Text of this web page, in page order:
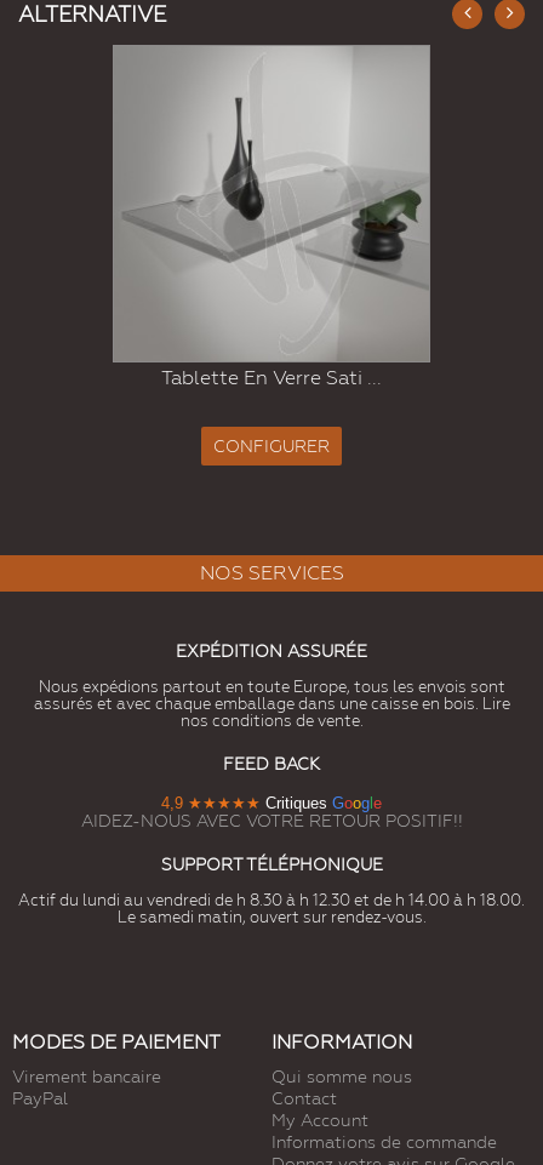
ALTERNATIVE
Tablette En Verre Sati ...
CONFIGURER
NOS SERVICES
EXPÉDITION ASSURÉE
Nous expédions partout en toute Europe, tous les envois sont
assurés et avec chaque emballage dans une caisse en bois. Lire
nos conditions de vente.
FEED BACK
4,9 ★★★★★ Critiques Goog e
AIDEZ-NOUS AVEC VOTRE RETOUR POSITIF!!
SUPPORT TÉLÉPHONIQUE
Actif du lundi au vendredi de h 8.30 à h 12.30 et de h 14.00 à h 18.00.
Le samedi matin, ouvert sur rendez-vous.
MODES DE PAIEMENT
Virement bancaire
PayPal
INFORMATION
Qui somme nous
Contact
My Account
Informations de commande